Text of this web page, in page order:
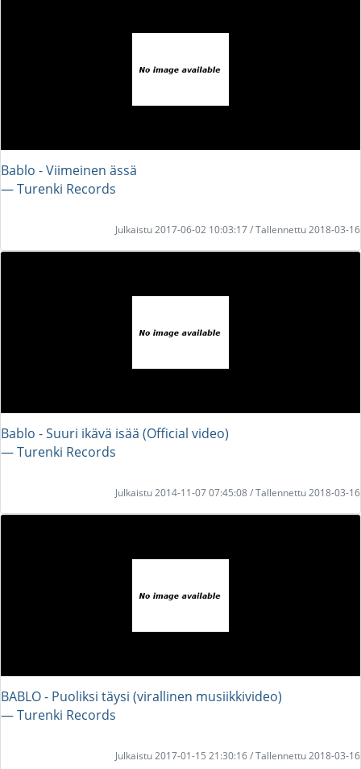
Bablo - Viimeinen ässä
― Turenki Records
Julkaistu 2017-06-02 10:03:17 / Tallennettu 2018-03-16
Bablo - Suuri ikävä isää (Official video)
― Turenki Records
Julkaistu 2014-11-07 07:45:08 / Tallennettu 2018-03-16
BABLO - Puoliksi täysi (virallinen musiikkivideo)
― Turenki Records
Julkaistu 2017-01-15 21:30:16 / Tallennettu 2018-03-16